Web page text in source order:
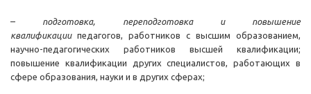
– подготовка, переподготовка и повышение
квалификации педагогов, работников с высшим образованием,
научно-педагогических работников высшей квалификации;
повышение квалификации других специалистов, работающих в
сфере образования, науки и в других сферах;